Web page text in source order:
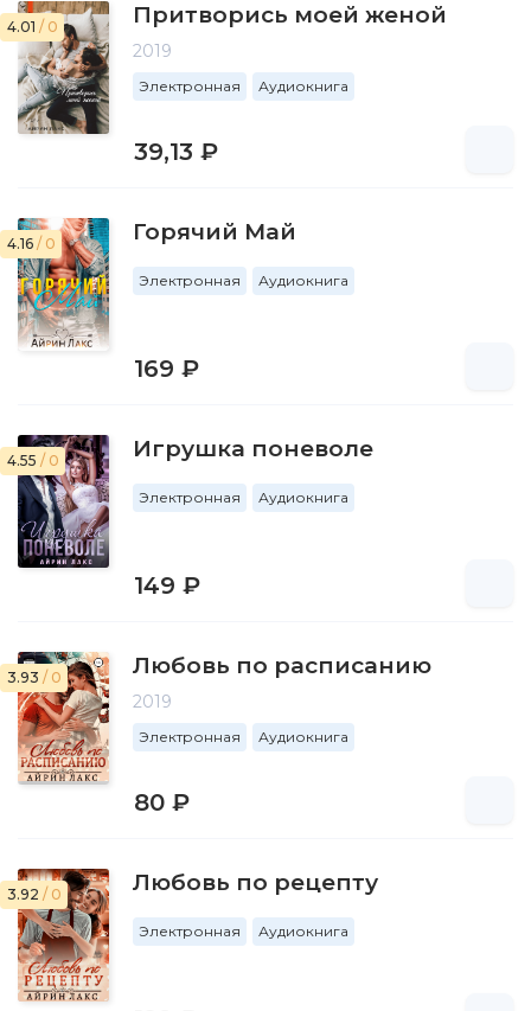
4.01 / 0 Притворись моей женой
2019
Электронная Аудиокнига
39,13 ₽
4.16 / 0 Горячий Май
Электронная Аудиокнига
169 ₽
4.55 / 0 Игрушка поневоле
Электронная Аудиокнига
149 ₽
3.93 / 0 Любовь по расписанию
2019
Электронная Аудиокнига
80 ₽
3.92 / 0 Любовь по рецепту
Электронная Аудиокнига